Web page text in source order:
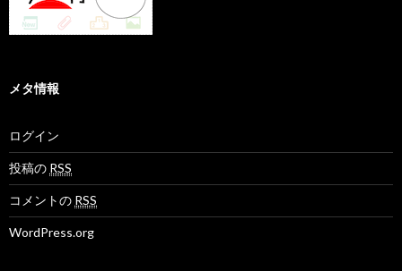
メタ情報
ログイン
投稿の RSS
コメントの RSS
WordPress.org